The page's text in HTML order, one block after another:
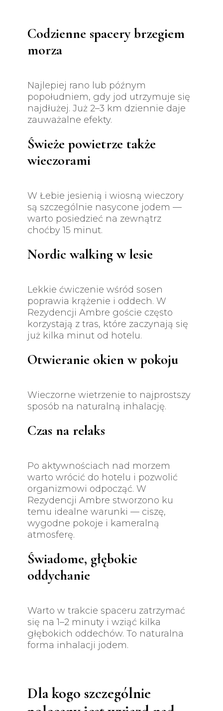
Codzienne spacery brzegiem
morza
Najlepiej rano lub późnym
popołudniem, gdy jod utrzymuje się
najdłużej. Już 2–3 km dziennie daje
zauważalne efekty.
Świeże powietrze także
wieczorami
W Łebie jesienią i wiosną wieczory
są szczególnie nasycone jodem —
warto posiedzieć na zewnątrz
choćby 15 minut.
Nordic walking w lesie
Lekkie ćwiczenie wśród sosen
poprawia krążenie i oddech. W
Rezydencji Ambre goście często
korzystają z tras, które zaczynają się
już kilka minut od hotelu.
Otwieranie okien w pokoju
Wieczorne wietrzenie to najprostszy
sposób na naturalną inhalację.
Czas na relaks
Po aktywnościach nad morzem
warto wrócić do hotelu i pozwolić
organizmowi odpocząć. W
Rezydencji Ambre stworzono ku
temu idealne warunki — ciszę,
wygodne pokoje i kameralną
atmosferę.
Świadome, głębokie
oddychanie
Warto w trakcie spaceru zatrzymać
się na 1–2 minuty i wziąć kilka
głębokich oddechów. To naturalna
forma inhalacji jodem.
Dla kogo szczególnie